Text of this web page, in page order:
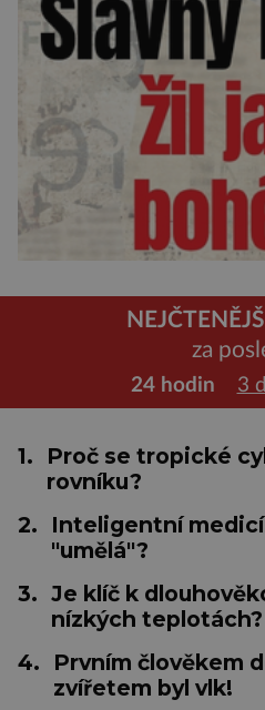
za
24 hodin 3
1.
Proč se tropické
rovníku?
2.
Inteligentní
"umělá"?
3. Je klíč k
nízkých teplotách?
4.
Prvním člověkem
zvířetem byl vlk!